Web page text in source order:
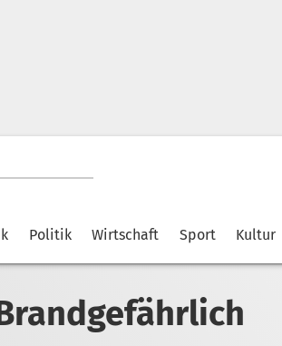
Politik Wirtschaft Sport Kultur